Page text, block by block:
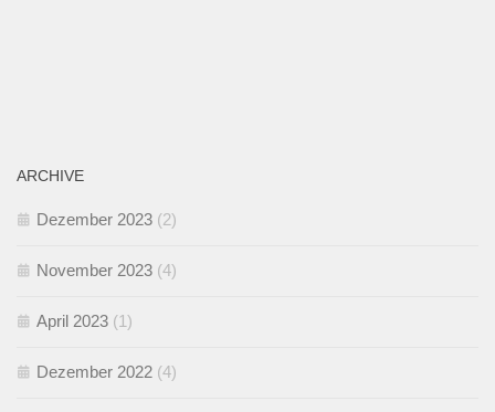
ARCHIVE
Dezember 2023 (2)
November 2023 (4)
April 2023 (1)
Dezember 2022 (4)